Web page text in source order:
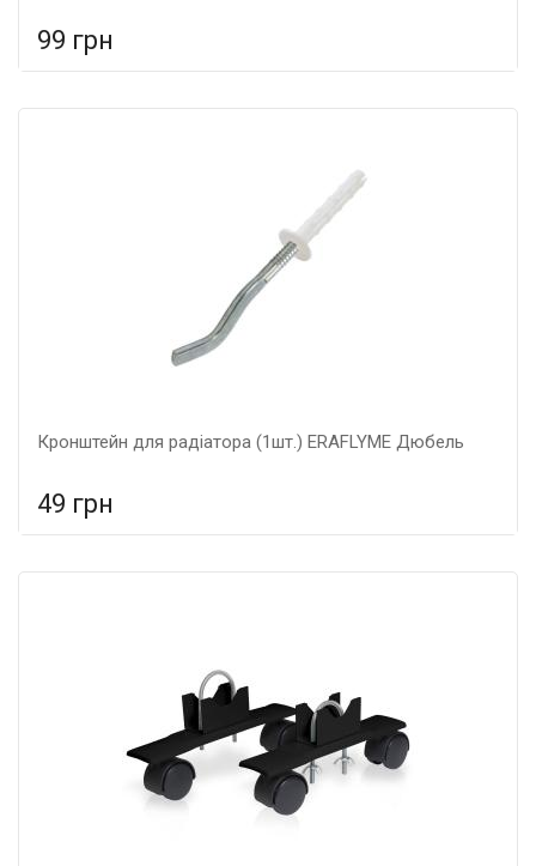
99 грн
Кронштейн для радіатора (1шт.) ERAFLYME Дюбель
49 грн